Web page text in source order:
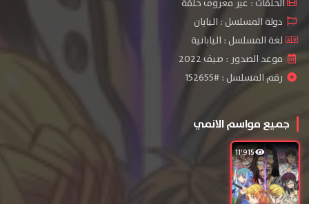
الحلقات : غير معروف حلقة
دولة المسلسل : اليابان
لغة المسلسل : اليابانية
موعد الصدور : صيف 2022
رقم المسلسل : #152655
جميع مواسم الانمي
11٬915